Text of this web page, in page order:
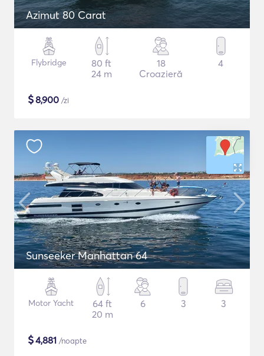
Azimut 80 Carat
Flybridge
80 ft
24 m
18
Croazieră
4
$8,900 /zi
Sunseeker Manhattan 64
Motor Yacht
64 ft
20 m
6 3 3
$4,881 /noapte